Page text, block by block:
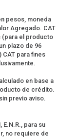
pesos, moneda
Agregado. CAT
(para el producto
plazo de 96
CAT para fines
en base a
de crédito.
previo aviso.
E.N.R., para su
no requiere de